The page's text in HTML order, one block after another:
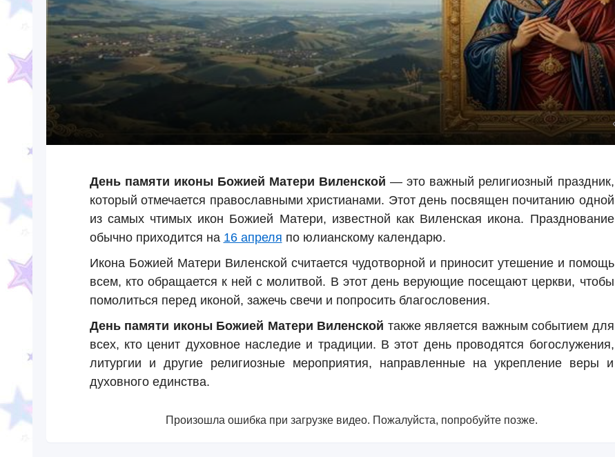
День памяти иконы Божией Матери Виленской — это важный религиозный праздник,
который отмечается православными христианами. Этот день посвящен почитанию одной
из самых чтимых икон Божией Матери, известной как Виленская икона. Празднование
обычно приходится на 16 апреля по юлианскому календарю.
Икона Божией Матери Виленской считается чудотворной и приносит утешение и помощь
всем, кто обращается к ней с молитвой. В этот день верующие посещают церкви, чтобы
помолиться перед иконой, зажечь свечи и попросить благословения.
День памяти иконы Божией Матери Виленской также является важным событием для
всех, кто ценит духовное наследие и традиции. В этот день проводятся богослужения,
литургии и другие религиозные мероприятия, направленные на укрепление веры и
духовного единства.
Произошла ошибка при загрузке видео. Пожалуйста, попробуйте позже.